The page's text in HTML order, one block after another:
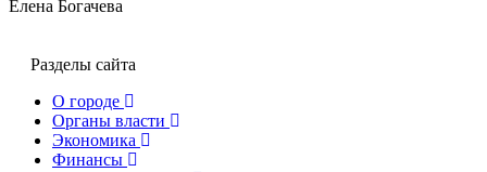
Елена Богачева
Разделы сайта
О городе
Органы власти
Экономика
Финансы